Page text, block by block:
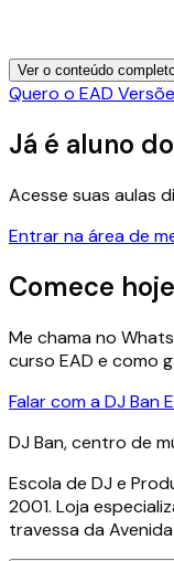
Ver o conteúdo
Quero o EAD
Já é aluno
Acesse suas aulas
Entrar na área de
Comece
Me chama no
curso EAD e como
Falar com a DJ Ban
DJ Ban, centro de
Escola de DJ e
2001. Loja
travessa da